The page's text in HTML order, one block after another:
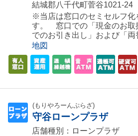
結城郡八千代町菅谷1021-24
※当店は窓口のセミセルフ化
す。 窓口での「現金のお取
でのお引き出し」および「両
地図
(もりやろーんぷらざ)
守谷ローンプラザ
店舗種別：ローンプラザ